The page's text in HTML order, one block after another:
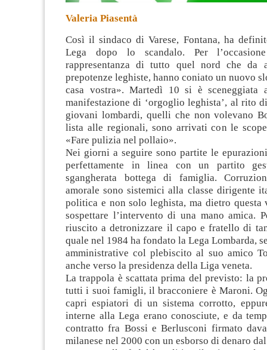
Valeria Piasentà
Così il sindaco di Varese, Fontana, ha
Lega dopo lo scandalo. Per
rappresentanza di tutto quel nord che da
prepotenze leghiste, hanno coniato un nuovo
casa vostra». Martedì 10 si è sceneggiata
manifestazione di ‘orgoglio leghista’, al rito
giovani lombardi, quelli che non volevano
lista alle regionali, sono arrivati con le
«Fare pulizia nel pollaio».
Nei giorni a seguire sono partite le
perfettamente in linea con un partito
sgangherata bottega di famiglia.
amorale sono sistemici alla classe dirigente
politica e non solo leghista, ma dietro questa
sospettare l’intervento di una mano amica.
riuscito a detronizzare il capo e fratello di
quale nel 1984 ha fondato la Lega Lombarda,
amministrative col plebiscito al suo amico
anche verso la presidenza della Liga veneta.
La trappola è scattata prima del previsto: la
tutti i suoi famigli, il bracconiere è Maroni.
capri espiatori di un sistema corrotto,
interne alla Lega erano conosciute, e da
contratto fra Bossi e Berlusconi firmato
milanese nel 2000 con un esborso di denaro